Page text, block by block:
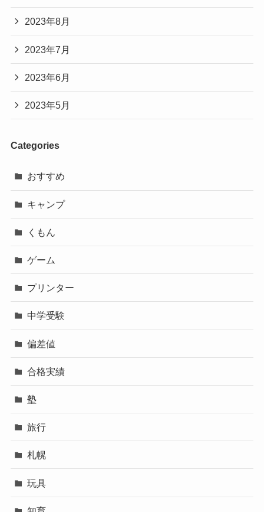
2023年8月
2023年7月
2023年6月
2023年5月
Categories
おすすめ
キャンプ
くもん
ゲーム
プリンター
中学受験
偏差値
合格実績
塾
旅行
札幌
玩具